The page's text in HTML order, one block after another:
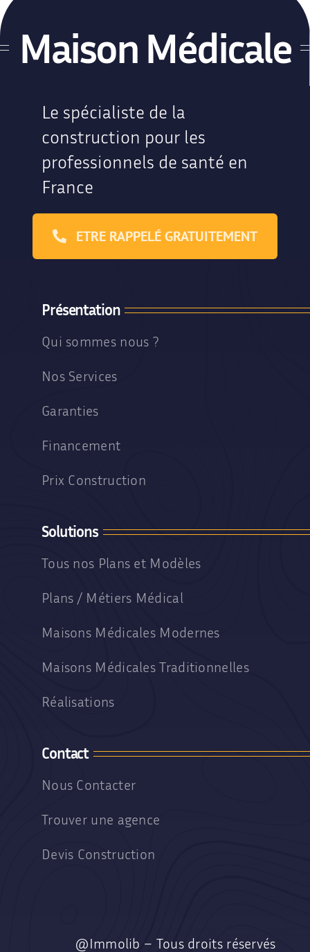
Maison Médicale
Le spécialiste de la
construction pour les
professionnels de santé en
France
ETRE RAPPELÉ GRATUITEMENT
Présentation
Qui sommes nous ?
Nos Services
Garanties
Financement
Prix Construction
Solutions
Tous nos Plans et Modèles
Plans / Métiers Médical
Maisons Médicales Modernes
Maisons Médicales Traditionnelles
Réalisations
Contact
Nous Contacter
Trouver une agence
Devis Construction
@Immolib – Tous droits réservés